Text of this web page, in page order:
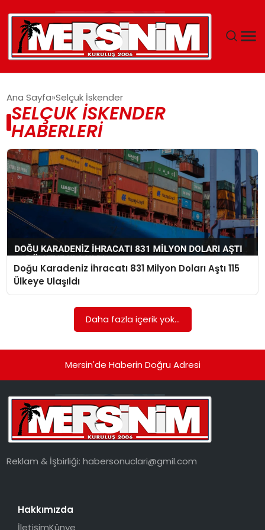
YAŞAM
GÜNCEL
SAĞLIK
SPOR
EKONOMI
Ana Sayfa Selçuk İskender
SELÇUK İSKENDER
HABERLERI
Doğu Karadeniz İhracatı 831 Milyon Doları Aştı 115
Ülkeye Ulaşıldı
Daha fazla içerik yok...
Mersin'de Haberin Doğru Adresi
Reklam & İşbirliği:habersonuclari@gmil.com
Hakkımızda
İletişimKünye